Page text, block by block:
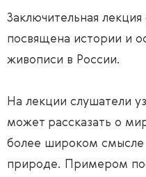
Заключительная
посвящена истории и
живописи в России.
На лекции слушатели
может рассказать о
более широком смысле
природе. Примером